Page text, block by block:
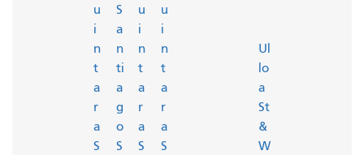
u
i
n
t
a
r
a
S
S
a
n
ti
a
g
o
S
u
i
n
t
a
r
a
S
u
i
n
t
a
r
a
S
Ul
lo
a
St
&
W